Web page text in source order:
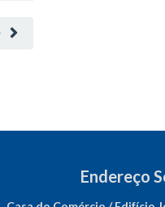
Endereço